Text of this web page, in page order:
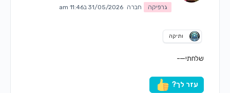
גרפיקה חברה 31/05/2026 ב11:46 am
ותיקה
שלחתי—-
עזר לך?